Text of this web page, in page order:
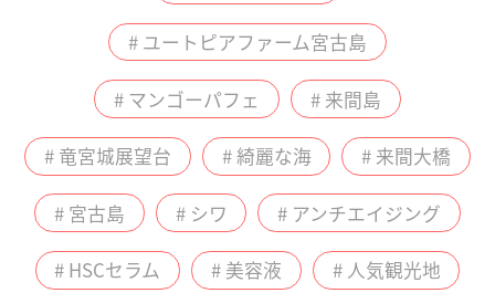
# ユートピアファーム宮古島
# マンゴーパフェ # 来間島
# 竜宮城展望台 # 綺麗な海 # 来間大橋
# 宮古島 # シワ # アンチエイジング
# HSCセラム # 美容液 # 人気観光地